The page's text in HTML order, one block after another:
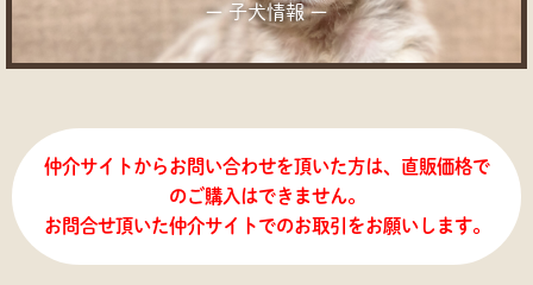
ー 子犬情報 ー
仲介サイトからお問い合わせを頂いた方は、直販価格で
のご購入はできません。
お問合せ頂いた仲介サイトでのお取引をお願いします。